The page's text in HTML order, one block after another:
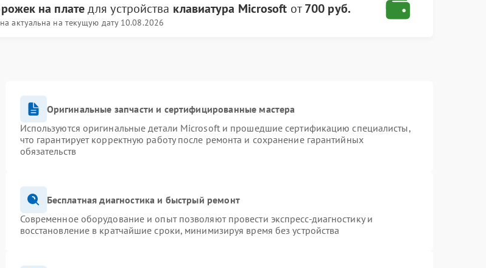
на платедля устройства клавиатура Microsoft от700 руб.
актуальна на текущую дату 10.08.2026
Оригинальные запчасти и сертифицированные мастера
Используются оригинальные детали Microsoft и прошедшие сертификацию специалисты,
что гарантирует корректную работу после ремонта и сохранение гарантийных
обязательств
Бесплатная диагностика и быстрый ремонт
Современное оборудование и опыт позволяют провести экспресс-диагностику и
восстановление в кратчайшие сроки, минимизируя время без устройства